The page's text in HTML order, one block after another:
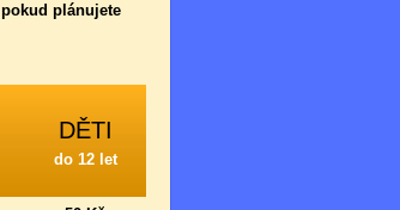
pokud plánujete
DĚTI
do 12 let